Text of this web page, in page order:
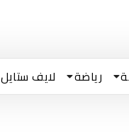
رياضة لايف ستايل